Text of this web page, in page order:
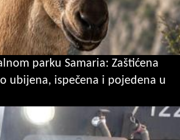
parku Samaria: Zaštićena
ubijena, ispečena i pojedena u